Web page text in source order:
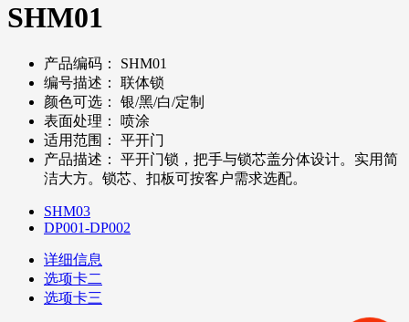
SHM01
产品编码：
SHM01
编号描述：
联体锁
颜色可选：
银/黑/白/定制
表面处理：
喷涂
适用范围：
平开门
产品描述：
平开门锁，把手与锁芯盖分体设计。实用简
洁大方。锁芯、扣板可按客户需求选配。
SHM03
DP001-DP002
详细信息
选项卡二
选项卡三